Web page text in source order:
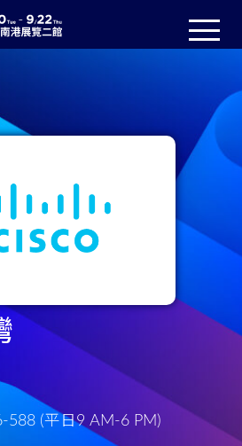
588 (平日9 AM-6 PM)